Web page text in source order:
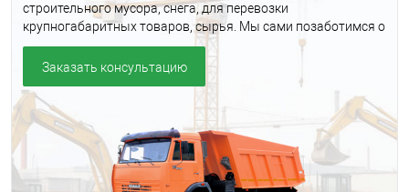
строительного мусора, снега, для перевозки
крупногабаритных товаров, сырья. Мы сами позаботимся о
скорости выполнения задачи, работоспособности техники,
пропусках, разрешениях.
Заказать консультацию